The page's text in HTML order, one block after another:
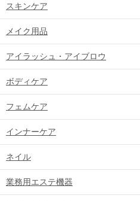
スキンケア
メイク用品
アイラッシュ・アイブロウ
ボディケア
フェムケア
インナーケア
ネイル
業務用エステ機器